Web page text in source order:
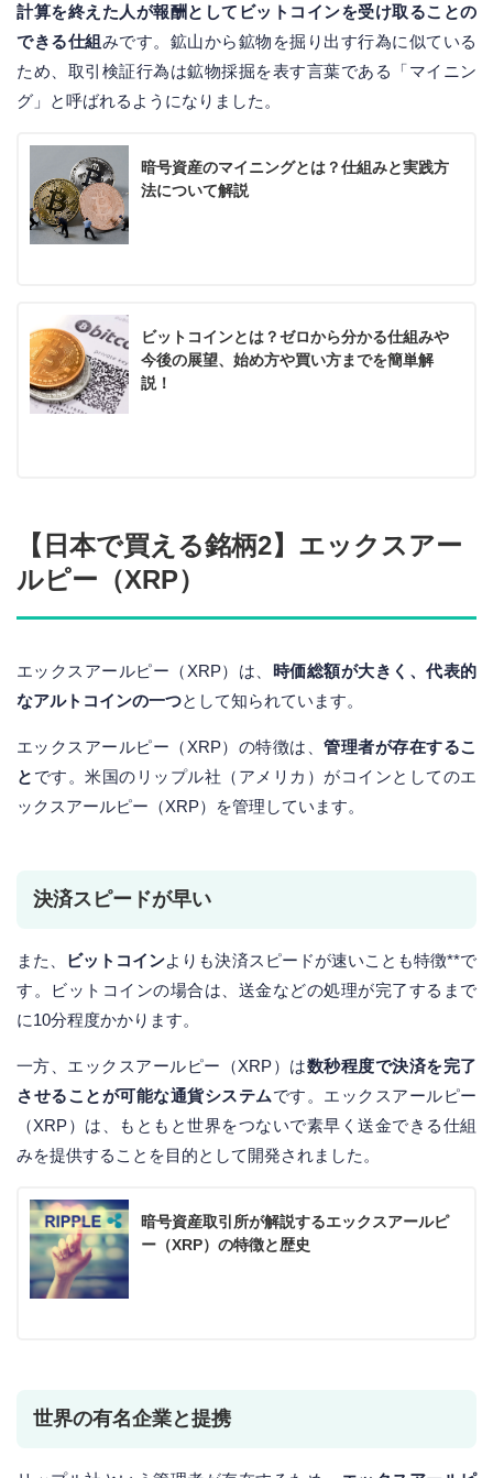
計算を終えた人が報酬としてビットコインを受け取ることの
できる仕組みです。鉱山から鉱物を掘り出す行為に似ている
ため、取引検証行為は鉱物採掘を表す言葉である「マイニン
グ」と呼ばれるようになりました。
暗号資産のマイニングとは？仕組みと実践方
法について解説
ビットコインとは？ゼロから分かる仕組みや
今後の展望、始め方や買い方までを簡単解
説！
【日本で買える銘柄2】エックスアー
ルピー（XRP）
エックスアールピー（XRP）は、 時価総額が大きく、代表的
なアルトコインの一つとして知られています。
エックスアールピー（XRP）の特徴は、管理者が存在するこ
と です。米国のリップル社（アメリカ）がコインとしてのエ
ックスアールピー（XRP）を管理しています。
決済スピードが早い
また、 ビットコインよりも決済スピードが速いことも特徴**で
す。ビットコインの場合は、送金などの処理が完了するまで
に10分程度かかります。
一方、エックスアールピー（XRP）は数秒程度で決済を完了
させることが可能な通貨システムです。エックスアールピー
（XRP）は、もともと世界をつないで素早く送金できる仕組
みを提供することを目的として開発されました。
暗号資産取引所が解説するエックスアールピ
ー（XRP）の特徴と歴史
世界の有名企業と提携